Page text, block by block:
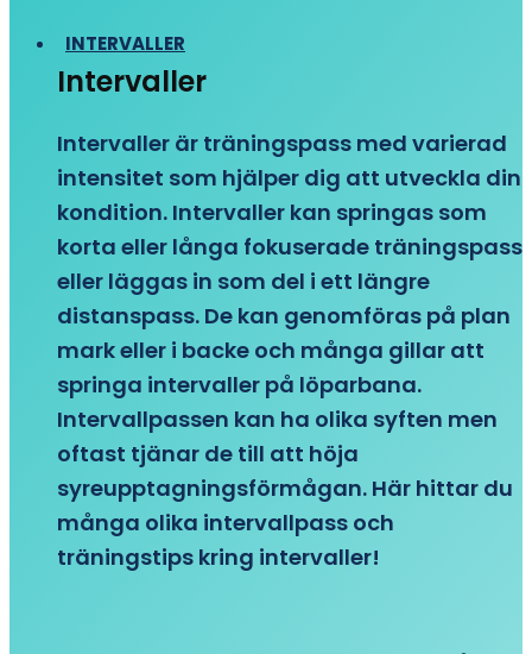
INTERVALLER
Intervaller
Intervaller är träningspass med varierad
intensitet som hjälper dig att utveckla din
kondition. Intervaller kan springas som
korta eller långa fokuserade träningspass
eller läggas in som del i ett längre
distanspass. De kan genomföras på plan
mark eller i backe och många gillar att
springa intervaller på löparbana.
Intervallpassen kan ha olika syften men
oftast tjänar de till att höja
syreupptagningsförmågan. Här hittar du
många olika intervallpass och
träningstips kring intervaller!